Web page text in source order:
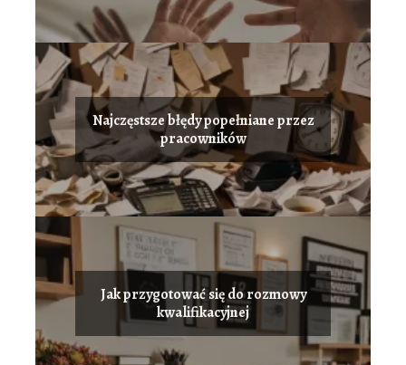
Najczęstsze błędy popełniane przez
pracowników
Jak przygotować się do rozmowy
kwalifikacyjnej